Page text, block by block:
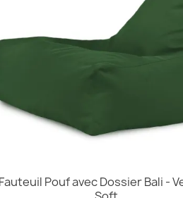
Pouf avec Dossier Bali -